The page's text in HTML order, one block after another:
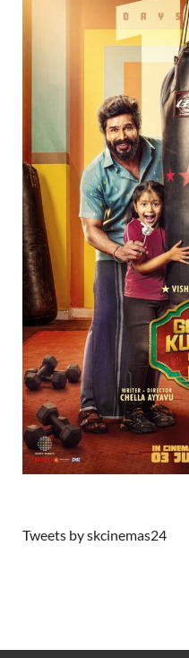
Tweets by skcinemas24